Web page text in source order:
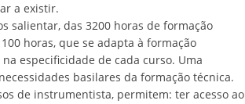
a existir.
salientar, das 3200 horas de formação
horas, que se adapta à formação
especificidade de cada curso. Uma
basilares da formação técnica.
de instrumentista, permitem: ter acesso ao